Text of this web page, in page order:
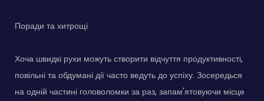
Поради та хитрощі
Хоча швидкі рухи можуть створити відчуття продуктивності,
повільні та обдумані дії часто ведуть до успіху. Зосередься
на одній частині головоломки за раз, запам'ятовуючи місце